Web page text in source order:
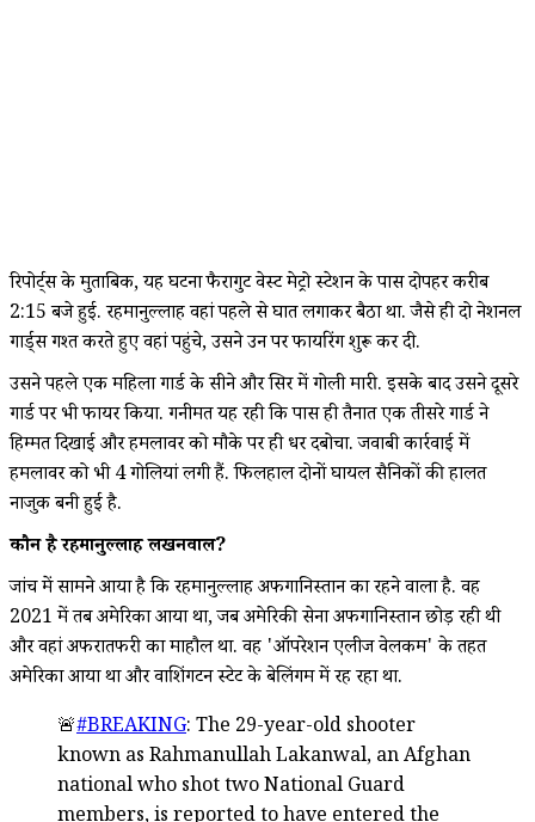
रिपोर्ट्स के मुताबिक, यह घटना फैरागुट वेस्ट मेट्रो स्टेशन के पास दोपहर करीब
2:15 बजे हुई. रहमानुल्लाह वहां पहले से घात लगाकर बैठा था. जैसे ही दो नेशनल
गार्ड्स गश्त करते हुए वहां पहुंचे, उसने उन पर फायरिंग शुरू कर दी.
उसने पहले एक महिला गार्ड के सीने और सिर में गोली मारी. इसके बाद उसने दूसरे
गार्ड पर भी फायर किया. गनीमत यह रही कि पास ही तैनात एक तीसरे गार्ड ने
हिम्मत दिखाई और हमलावर को मौके पर ही धर दबोचा. जवाबी कार्रवाई में
हमलावर को भी 4 गोलियां लगी हैं. फिलहाल दोनों घायल सैनिकों की हालत
नाजुक बनी हुई है.
कौन है रहमानुल्लाह लखनवाल?
जांच में सामने आया है कि रहमानुल्लाह अफगानिस्तान का रहने वाला है. वह
2021 में तब अमेरिका आया था, जब अमेरिकी सेना अफगानिस्तान छोड़ रही थी
और वहां अफरातफरी का माहौल था. वह 'ऑपरेशन एलीज वेलकम' के तहत
अमेरिका आया था और वाशिंगटन स्टेट के बेलिंगम में रह रहा था.
🚨#BREAKING: The 29-year-old shooter
known as Rahmanullah Lakanwal, an Afghan
national who shot two National Guard